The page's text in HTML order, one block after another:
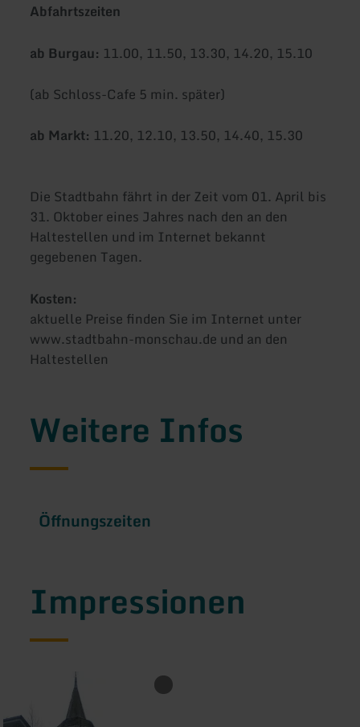
Abfahrtszeiten
ab Burgau: 11.00, 11.50, 13.30, 14.20, 15.10
(ab Schloss-Cafe 5 min. später)
ab Markt: 11.20, 12.10, 13.50, 14.40, 15.30
Die Stadtbahn fährt in der Zeit vom 01. April bis
31. Oktober eines Jahres nach den an den
Haltestellen und im Internet bekannt
gegebenen Tagen.
Kosten:
aktuelle Preise finden Sie im Internet unter
www.stadtbahn-monschau.de und an den
Haltestellen
Weitere Infos
Öffnungszeiten
Impressionen